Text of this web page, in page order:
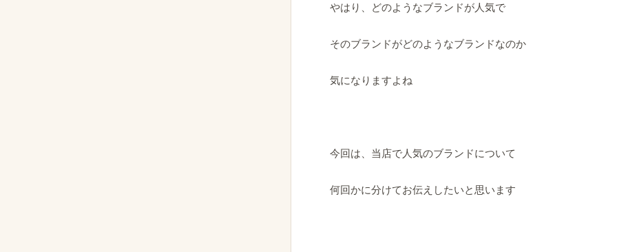
やはり、どのようなブランドが人気で
そのブランドがどのようなブランドなのか
気になりますよね
今回は、当店で人気のブランドについて
何回かに分けてお伝えしたいと思います